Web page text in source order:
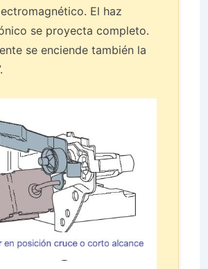
El haz
se proyecta completo.
se enciende también la